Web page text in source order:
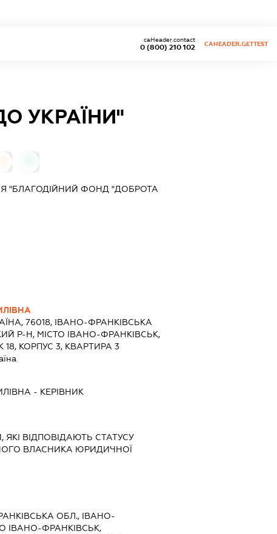
0 (800) 210 102
caHeader.contact
CAHEADER.GETTEST
УКРАЇНИ"
"БЛАГОДІЙНИЙ ФОНД "ДОБРОТА
76018, ІВАНО-ФРАНКІВСЬКА
Р-Н, МІСТО ІВАНО-ФРАНКІВСЬК,
КОРПУС 3, КВАРТИРА 3
- КЕРІВНИК
ЯКІ ВІДПОВІДАЮТЬ СТАТУСУ
ВЛАСНИКА ЮРИДИЧНОЇ
ОБЛ., ІВАНО-
ІВАНО-ФРАНКІВСЬК,